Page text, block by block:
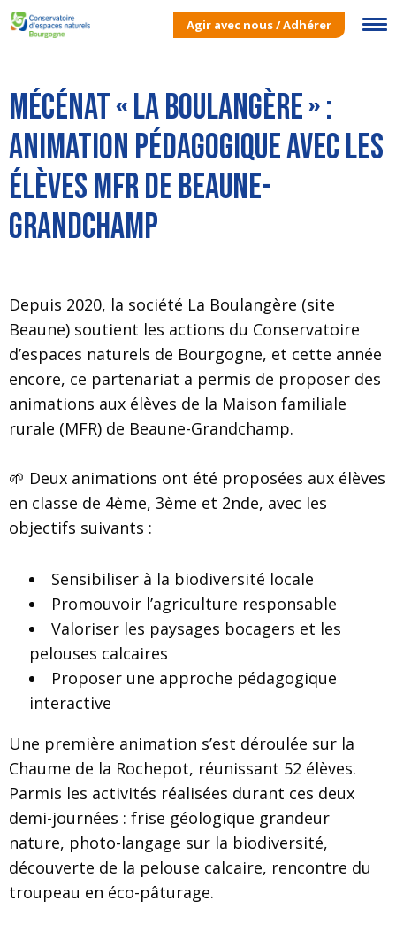
Agir avec nous / Adhérer
Mécénat « La Boulangère » :
animation pédagogique avec les
élèves MFR de Beaune-
Grandchamp
Depuis 2020, la société La Boulangère (site
Beaune) soutient les actions du Conservatoire
d’espaces naturels de Bourgogne, et cette année
encore, ce partenariat a permis de proposer des
animations aux élèves de la Maison familiale
rurale (MFR) de Beaune-Grandchamp.
🌱 Deux animations ont été proposées aux élèves
en classe de 4ème, 3ème et 2nde, avec les
objectifs suivants :
Sensibiliser à la biodiversité locale
Promouvoir l’agriculture responsable
Valoriser les paysages bocagers et les
pelouses calcaires
Proposer une approche pédagogique
interactive
Une première animation s’est déroulée sur la
Chaume de la Rochepot, réunissant 52 élèves.
Parmis les activités réalisées durant ces deux
demi-journées : frise géologique grandeur
nature, photo-langage sur la biodiversité,
découverte de la pelouse calcaire, rencontre du
troupeau en éco-pâturage.